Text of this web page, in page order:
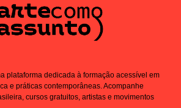
plataforma dedicada à formação acessível em
e práticas contemporâneas. Acompanhe
cursos gratuitos, artistas e movimentos